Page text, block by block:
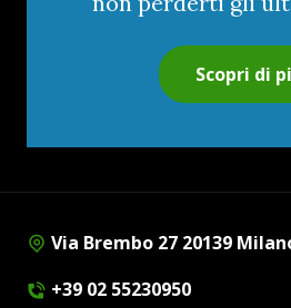
Scopri di
Via Brembo 27 20139
+39 02 55230950